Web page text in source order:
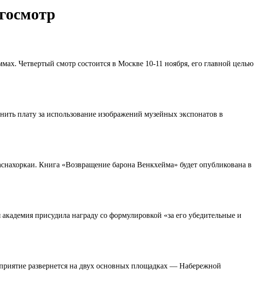
Четвертый смотр состоится в Москве 10-11 ноября, его главной целью
плату за использование изображений музейных экспонатов в
Книга «Возвращение барона Венкхейма» будет опубликована в
присудила награду со формулировкой «за его убедительные и
развернется на двух основных площадках — Набережной